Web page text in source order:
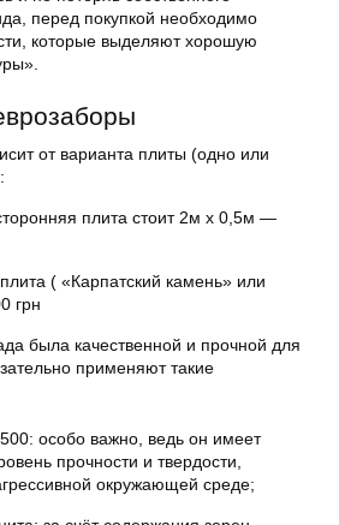
перед покупкой необходимо
которые выделяют хорошую
от варианта плиты (одно или
плита стоит 2м х 0,5м —
( «Карпатский камень» или
грн
была качественной и прочной для
применяют такие
особо важно, ведь он имеет
прочности и твердости,
окружающей среде;